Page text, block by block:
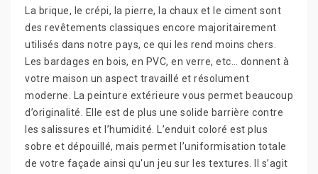
La brique, le crépi, la pierre, la chaux et le ciment sont
des revêtements classiques encore majoritairement
utilisés dans notre pays, ce qui les rend moins chers.
Les bardages en bois, en PVC, en verre, etc… donnent à
votre maison un aspect travaillé et résolument
moderne. La peinture extérieure vous permet beaucoup
d’originalité. Elle est de plus une solide barrière contre
les salissures et l’humidité. L’enduit coloré est plus
sobre et dépouillé, mais permet l’uniformisation totale
de votre façade ainsi qu'un jeu sur les textures. Il s’agit